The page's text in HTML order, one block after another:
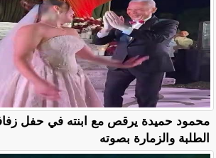
محمود حميدة يرقص مع ابنته في حفل
الطلبة والزمارة بصوته